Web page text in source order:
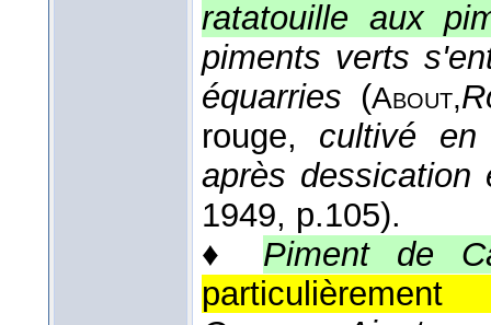
ratatouille aux
piments verts
équarries (About,
rouge, cultivé en
après dessication
1949, p.105).
♦ Piment de
particulièrement